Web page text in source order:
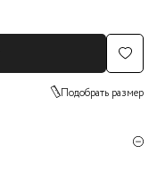
Подобрать размер